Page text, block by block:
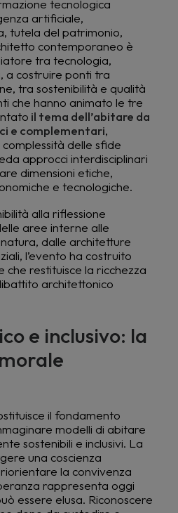
tecnologica
artificiale,
tutela del patrimonio,
contemporaneo è
tra tecnologia,
a costruire ponti tra
tra sostenibilità e qualità
che hanno animato le tre
il tema dell’abitare da
e complementari,
delle sfide
approcci interdisciplinari
dimensioni etiche,
e tecnologiche.
alla riflessione
aree interne alle
dalle architetture
l’evento ha costruito
che restituisce la ricchezza
architettonico
e inclusivo: la
il fondamento
modelli di abitare
sostenibili e inclusivi. La
una coscienza
la convivenza
rappresenta oggi
essere elusa. Riconoscere